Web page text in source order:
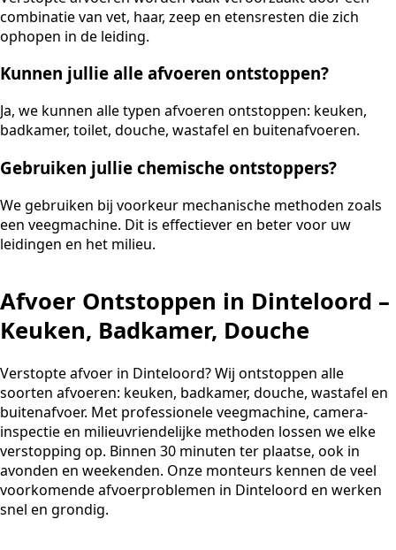
combinatie van vet, haar, zeep en etensresten die zich
ophopen in de leiding.
Kunnen jullie alle afvoeren ontstoppen?
Ja, we kunnen alle typen afvoeren ontstoppen: keuken,
badkamer, toilet, douche, wastafel en buitenafvoeren.
Gebruiken jullie chemische ontstoppers?
We gebruiken bij voorkeur mechanische methoden zoals
een veegmachine. Dit is effectiever en beter voor uw
leidingen en het milieu.
Afvoer Ontstoppen in Dinteloord –
Keuken, Badkamer, Douche
Verstopte afvoer in Dinteloord? Wij ontstoppen alle
soorten afvoeren: keuken, badkamer, douche, wastafel en
buitenafvoer. Met professionele veegmachine, camera-
inspectie en milieuvriendelijke methoden lossen we elke
verstopping op. Binnen 30 minuten ter plaatse, ook in
avonden en weekenden. Onze monteurs kennen de veel
voorkomende afvoerproblemen in Dinteloord en werken
snel en grondig.